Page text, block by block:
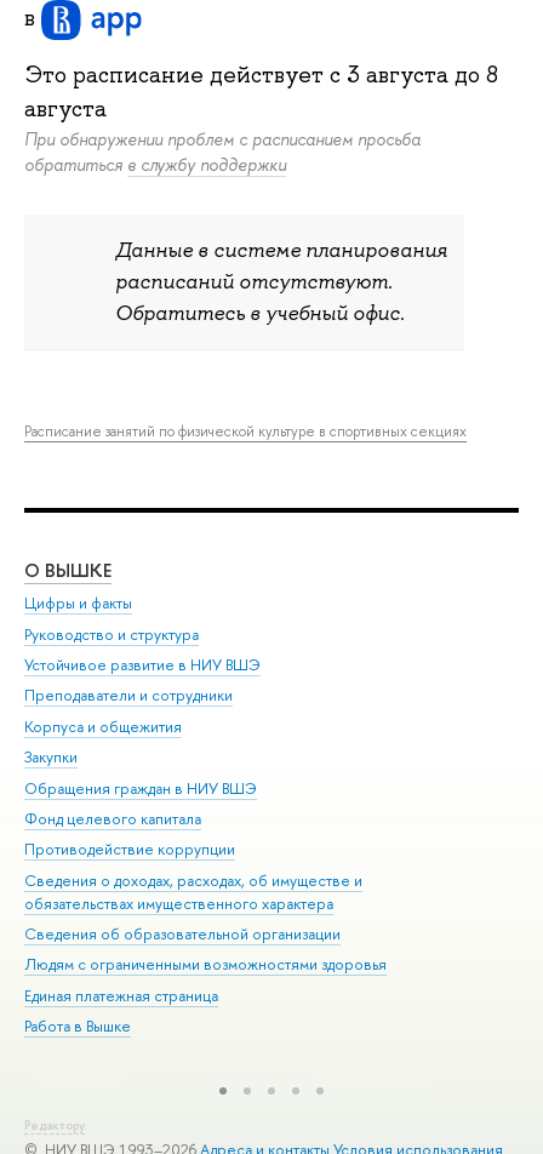
в
Это расписание действует c 3 августа до 8
августа
При обнаружении проблем с расписанием просьба
обратиться в службу поддержки
Данные в системе планирования
расписаний отсутствуют.
Обратитесь в учебный офис.
Расписание занятий по физической культуре в спортивных секциях
О ВЫШКЕ
Цифры и факты
Руководство и структура
Устойчивое развитие в НИУ ВШЭ
Преподаватели и сотрудники
Корпуса и общежития
Закупки
Обращения граждан в НИУ ВШЭ
Фонд целевого капитала
Противодействие коррупции
Сведения о доходах, расходах, об имуществе и
обязательствах имущественного характера
Сведения об образовательной организации
Людям с ограниченными возможностями здоровья
Единая платежная страница
Работа в Вышке
Редактору
© НИУ ВШЭ 1993–2026Адреса и контакты Условия использования